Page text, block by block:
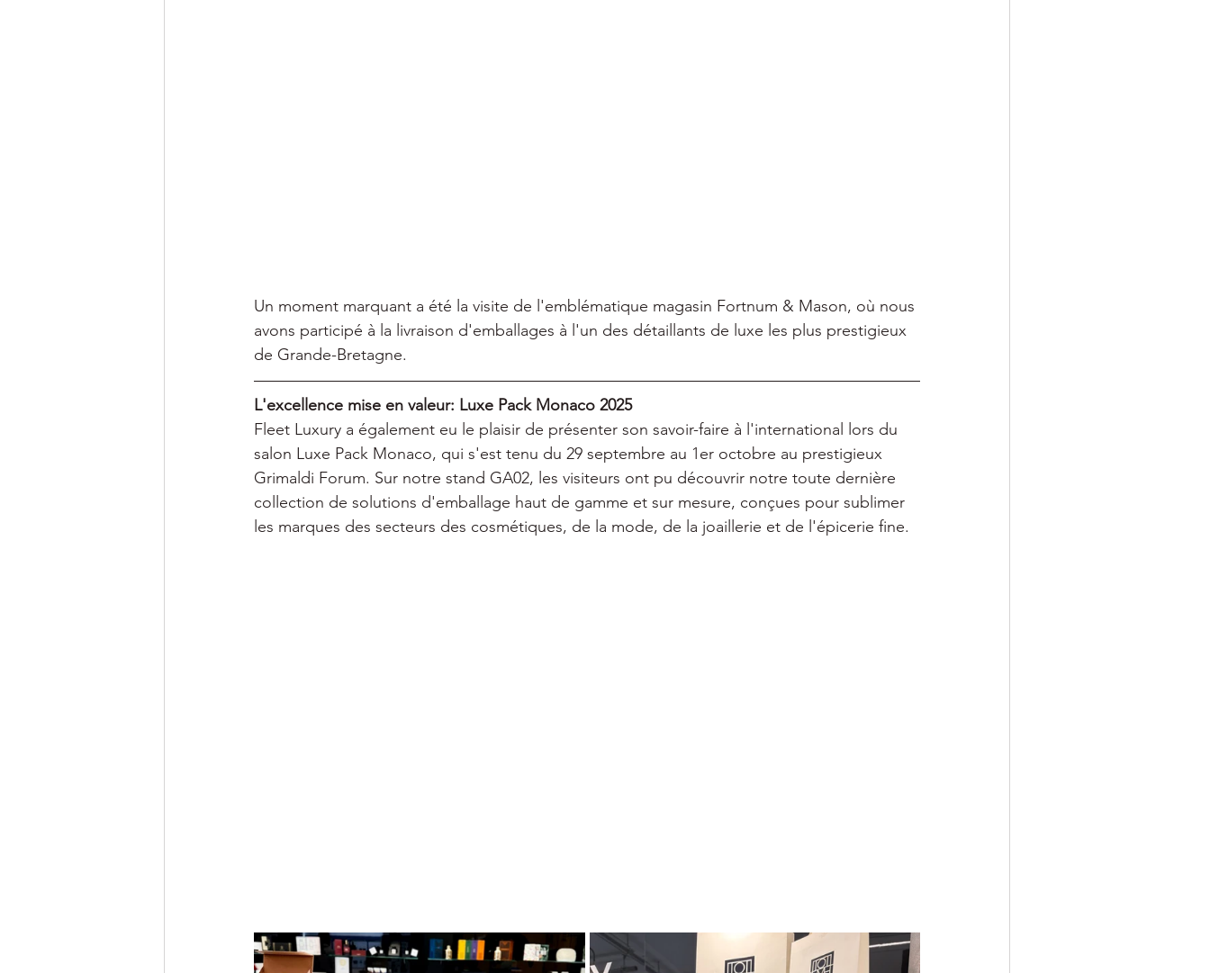
Un moment marquant a été la visite de l'emblématique magasin Fortnum & Mason, où nous
avons participé à la livraison d'emballages à l'un des détaillants de luxe les plus prestigieux
de Grande-Bretagne.
L'excellence mise en valeur: Luxe Pack Monaco 2025
Fleet Luxury a également eu le plaisir de présenter son savoir-faire à l'international lors du
salon Luxe Pack Monaco, qui s'est tenu du 29 septembre au 1er octobre au prestigieux
Grimaldi Forum. Sur notre stand GA02, les visiteurs ont pu découvrir notre toute dernière
collection de solutions d'emballage haut de gamme et sur mesure, conçues pour sublimer
les marques des secteurs des cosmétiques, de la mode, de la joaillerie et de l'épicerie fine.